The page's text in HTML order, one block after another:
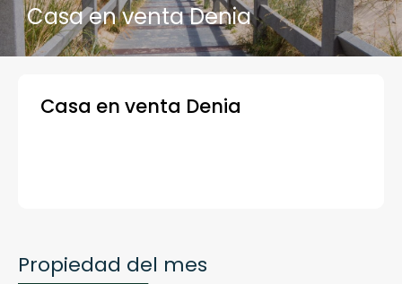
Casa en venta Denia
Casa en venta Denia
Propiedad del mes